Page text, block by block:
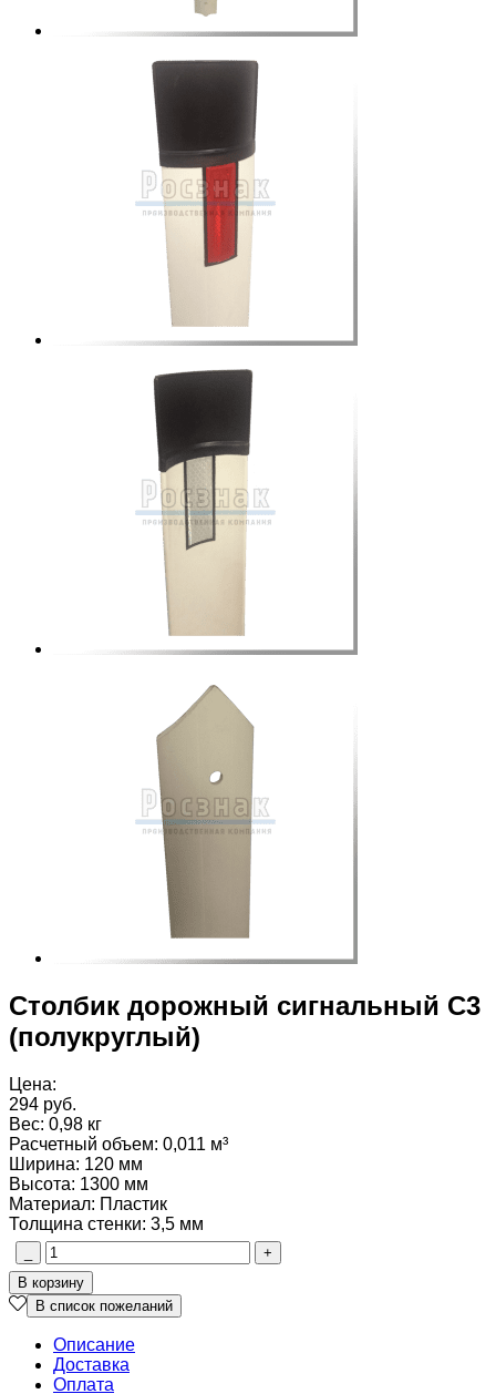
Столбик дорожный сигнальный С3
(полукруглый)
Цена:
294 руб.
Вес: 0,98 кг
Расчетный объем: 0,011 м³
Ширина: 120 мм
Высота: 1300 мм
Материал: Пластик
Толщина стенки: 3,5 мм
Описание
Доставка
Оплата